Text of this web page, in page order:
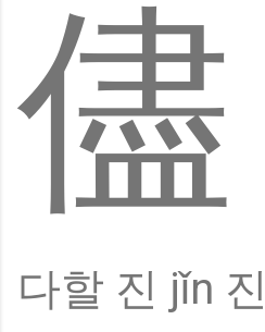
儘
다할 진 jǐn 진